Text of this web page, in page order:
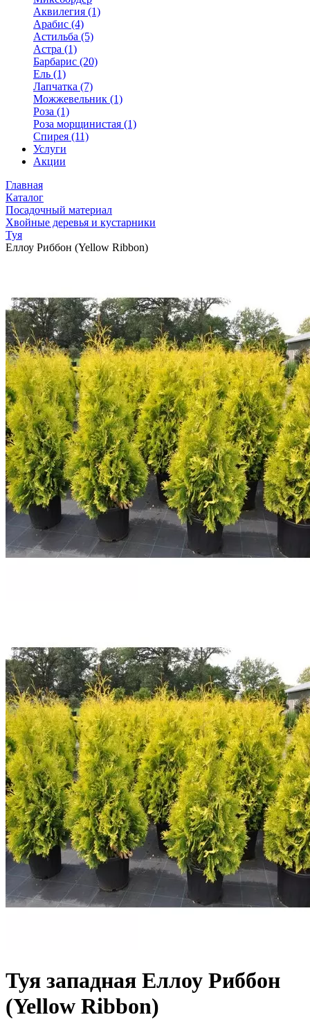
Аквилегия (1)
Арабис (4)
Астильба (5)
Астра (1)
Барбарис (20)
Ель (1)
Лапчатка (7)
Можжевельник (1)
Роза (1)
Роза морщинистая (1)
Спирея (11)
Услуги
Акции
Главная
Каталог
Посадочный материал
Хвойные деревья и кустарники
Туя
Еллоу Риббон (Yellow Ribbon)
Туя западная Еллоу Риббон
(Yellow Ribbon)